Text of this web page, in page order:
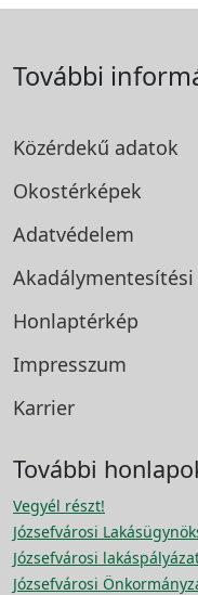
További
Közérdekű adatok
Okostérképek
Adatvédelem
Akadálymentesítési
Honlaptérkép
Impresszum
Karrier
További
Vegyél részt!
Józsefvárosi
Józsefvárosi
Józsefvárosi